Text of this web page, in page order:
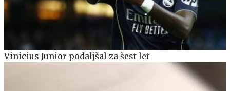
Vinicius Junior podaljšal za šest let